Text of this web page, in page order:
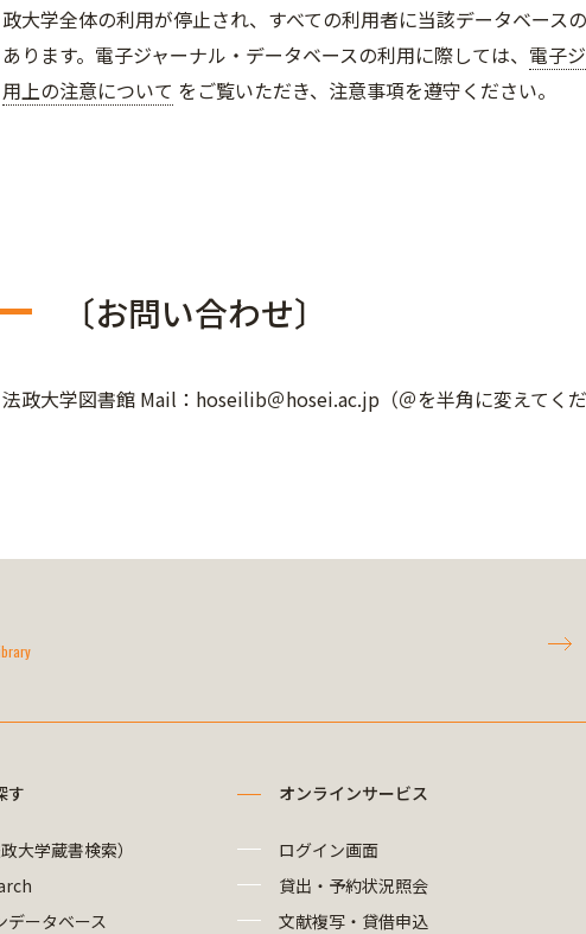
政大学全体の利用が停止され、すべての利用者に当該データベース
あります。 電子ジャーナル・データベースの利用に際しては、 電子
用上の注意について をご覧いただき、注意事項を遵守ください。
〔お問い合わせ〕
法政大学図書館 Mail：hoseilib＠hosei.ac.jp（＠を半角に変えてくだ
す
大学蔵書検索）
データベース
オンラインサービス
ログイン画面
貸出・予約状況照会
文献複写・貸借申込